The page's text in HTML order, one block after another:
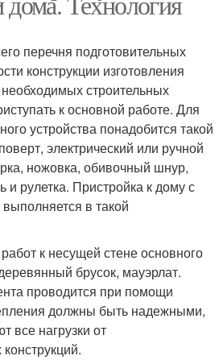
перечня подготовительных
конструкции изготовления
необходимых строительных
к основной работе. Для
устройства понадобится такой
электрический или ручной
ножовка, обивочный шнур,
и рулетка. Пристройка к дому с
в такой
к несущей стене основного
брусок, мауэрлат.
проводится при помощи
должны быть надежными,
все нагрузки от